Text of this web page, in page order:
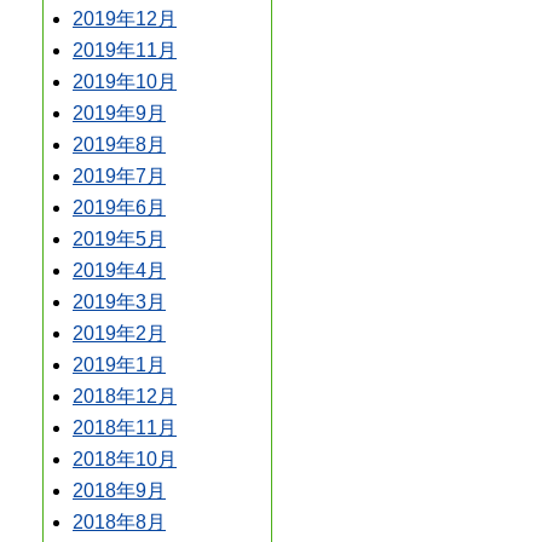
2019年12月
2019年11月
2019年10月
2019年9月
2019年8月
2019年7月
2019年6月
2019年5月
2019年4月
2019年3月
2019年2月
2019年1月
2018年12月
2018年11月
2018年10月
2018年9月
2018年8月